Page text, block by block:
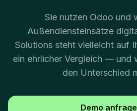
Sie nutzen Odoo und
Außendiensteinsätze
Solutions steht vielleicht auf
ein ehrlicher Vergleich — und
den Unterschied
Demo